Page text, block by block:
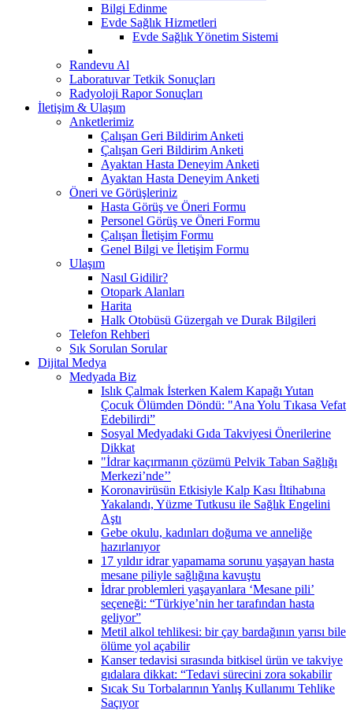
Bilgi Edinme
Evde Sağlık Hizmetleri
Evde Sağlık Yönetim Sistemi
Randevu Al
Laboratuvar Tetkik Sonuçları
Radyoloji Rapor Sonuçları
İletişim & Ulaşım
Anketlerimiz
Çalışan Geri Bildirim Anketi
Çalışan Geri Bildirim Anketi
Ayaktan Hasta Deneyim Anketi
Ayaktan Hasta Deneyim Anketi
Öneri ve Görüşleriniz
Hasta Görüş ve Öneri Formu
Personel Görüş ve Öneri Formu
Çalışan İletişim Formu
Genel Bilgi ve İletişim Formu
Ulaşım
Nasıl Gidilir?
Otopark Alanları
Harita
Halk Otobüsü Güzergah ve Durak Bilgileri
Telefon Rehberi
Sık Sorulan Sorular
Dijital Medya
Medyada Biz
Islık Çalmak İsterken Kalem Kapağı Yutan
Çocuk Ölümden Döndü: "Ana Yolu Tıkasa Vefat
Edebilirdi”
Sosyal Medyadaki Gıda Takviyesi Önerilerine
Dikkat
"İdrar kaçırmanın çözümü Pelvik Taban Sağlığı
Merkezi’nde’’
Koronavirüsün Etkisiyle Kalp Kası İltihabına
Yakalandı, Yüzme Tutkusu ile Sağlık Engelini
Aştı
Gebe okulu, kadınları doğuma ve anneliğe
hazırlanıyor
17 yıldır idrar yapamama sorunu yaşayan hasta
mesane piliyle sağlığına kavuştu
İdrar problemleri yaşayanlara ‘Mesane pili’
seçeneği: “Türkiye’nin her tarafından hasta
geliyor”
Metil alkol tehlikesi: bir çay bardağının yarısı bile
ölüme yol açabilir
Kanser tedavisi sırasında bitkisel ürün ve takviye
gıdalara dikkat: “Tedavi sürecini zora sokabilir
Sıcak Su Torbalarının Yanlış Kullanımı Tehlike
Saçıyor